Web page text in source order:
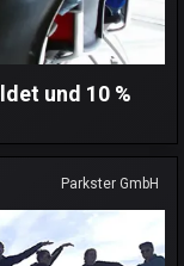
und 10 %
Parkster GmbH